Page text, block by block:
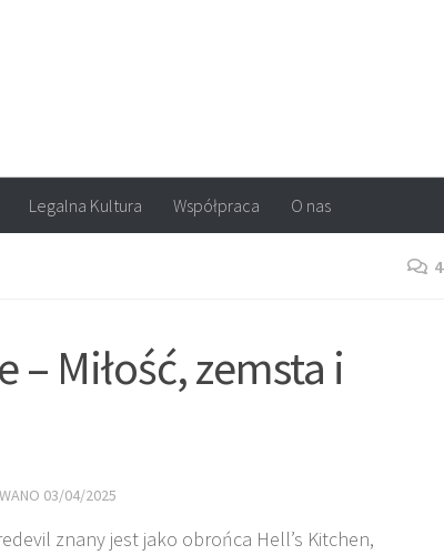
Legalna Kultura Współpraca O nas
4
– Miłość, zemsta i
03/04/2025
znany jest jako obrońca Hell’s Kitchen,